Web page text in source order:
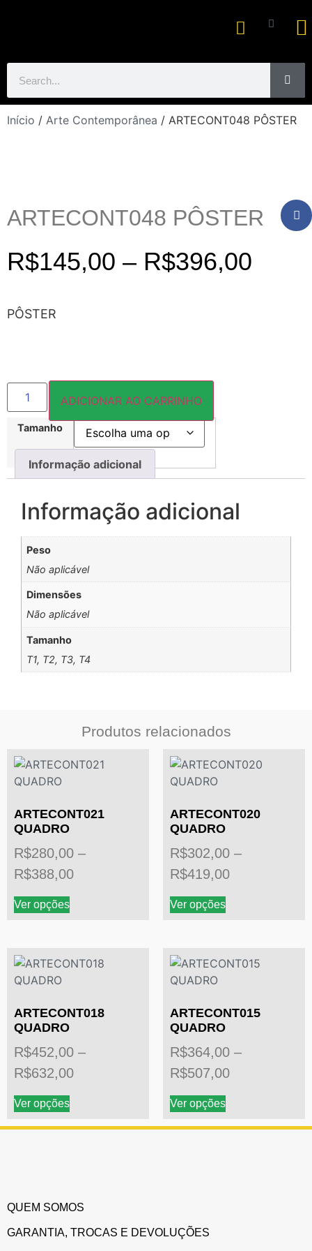
Início / Arte Contemporânea / ARTECONT048 PÔSTER
ARTECONT048 PÔSTER
R$145,00 – R$396,00
PÔSTER
Tamanho
ADICIONAR AO CARRINHO
Informação adicional
Informação adicional
Peso
Não aplicável
Dimensões
Não aplicável
Tamanho
T1, T2, T3, T4
Produtos relacionados
ARTECONT021
QUADRO
R$280,00 –
R$388,00
Ver opções
ARTECONT020
QUADRO
R$302,00 –
R$419,00
Ver opções
ARTECONT018
QUADRO
R$452,00 –
R$632,00
Ver opções
ARTECONT015
QUADRO
R$364,00 –
R$507,00
Ver opções
QUEM SOMOS
GARANTIA, TROCAS E DEVOLUÇÕES